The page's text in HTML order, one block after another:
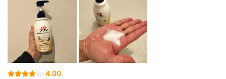
4.00